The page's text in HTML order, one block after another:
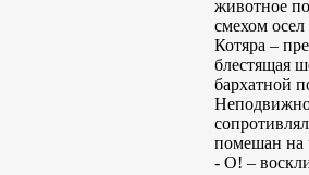
животное
смехом
Котяра –
блестящая
бархатной
помешан на
- О! –